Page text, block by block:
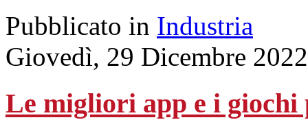
Pubblicato in Industria
Giovedì, 29 Dicembre
Le migliori app e i giochi